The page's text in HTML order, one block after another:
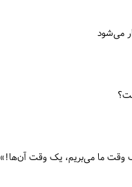
می‌شود
ما می‌بریم، یک وقت آن‌‌ها!»